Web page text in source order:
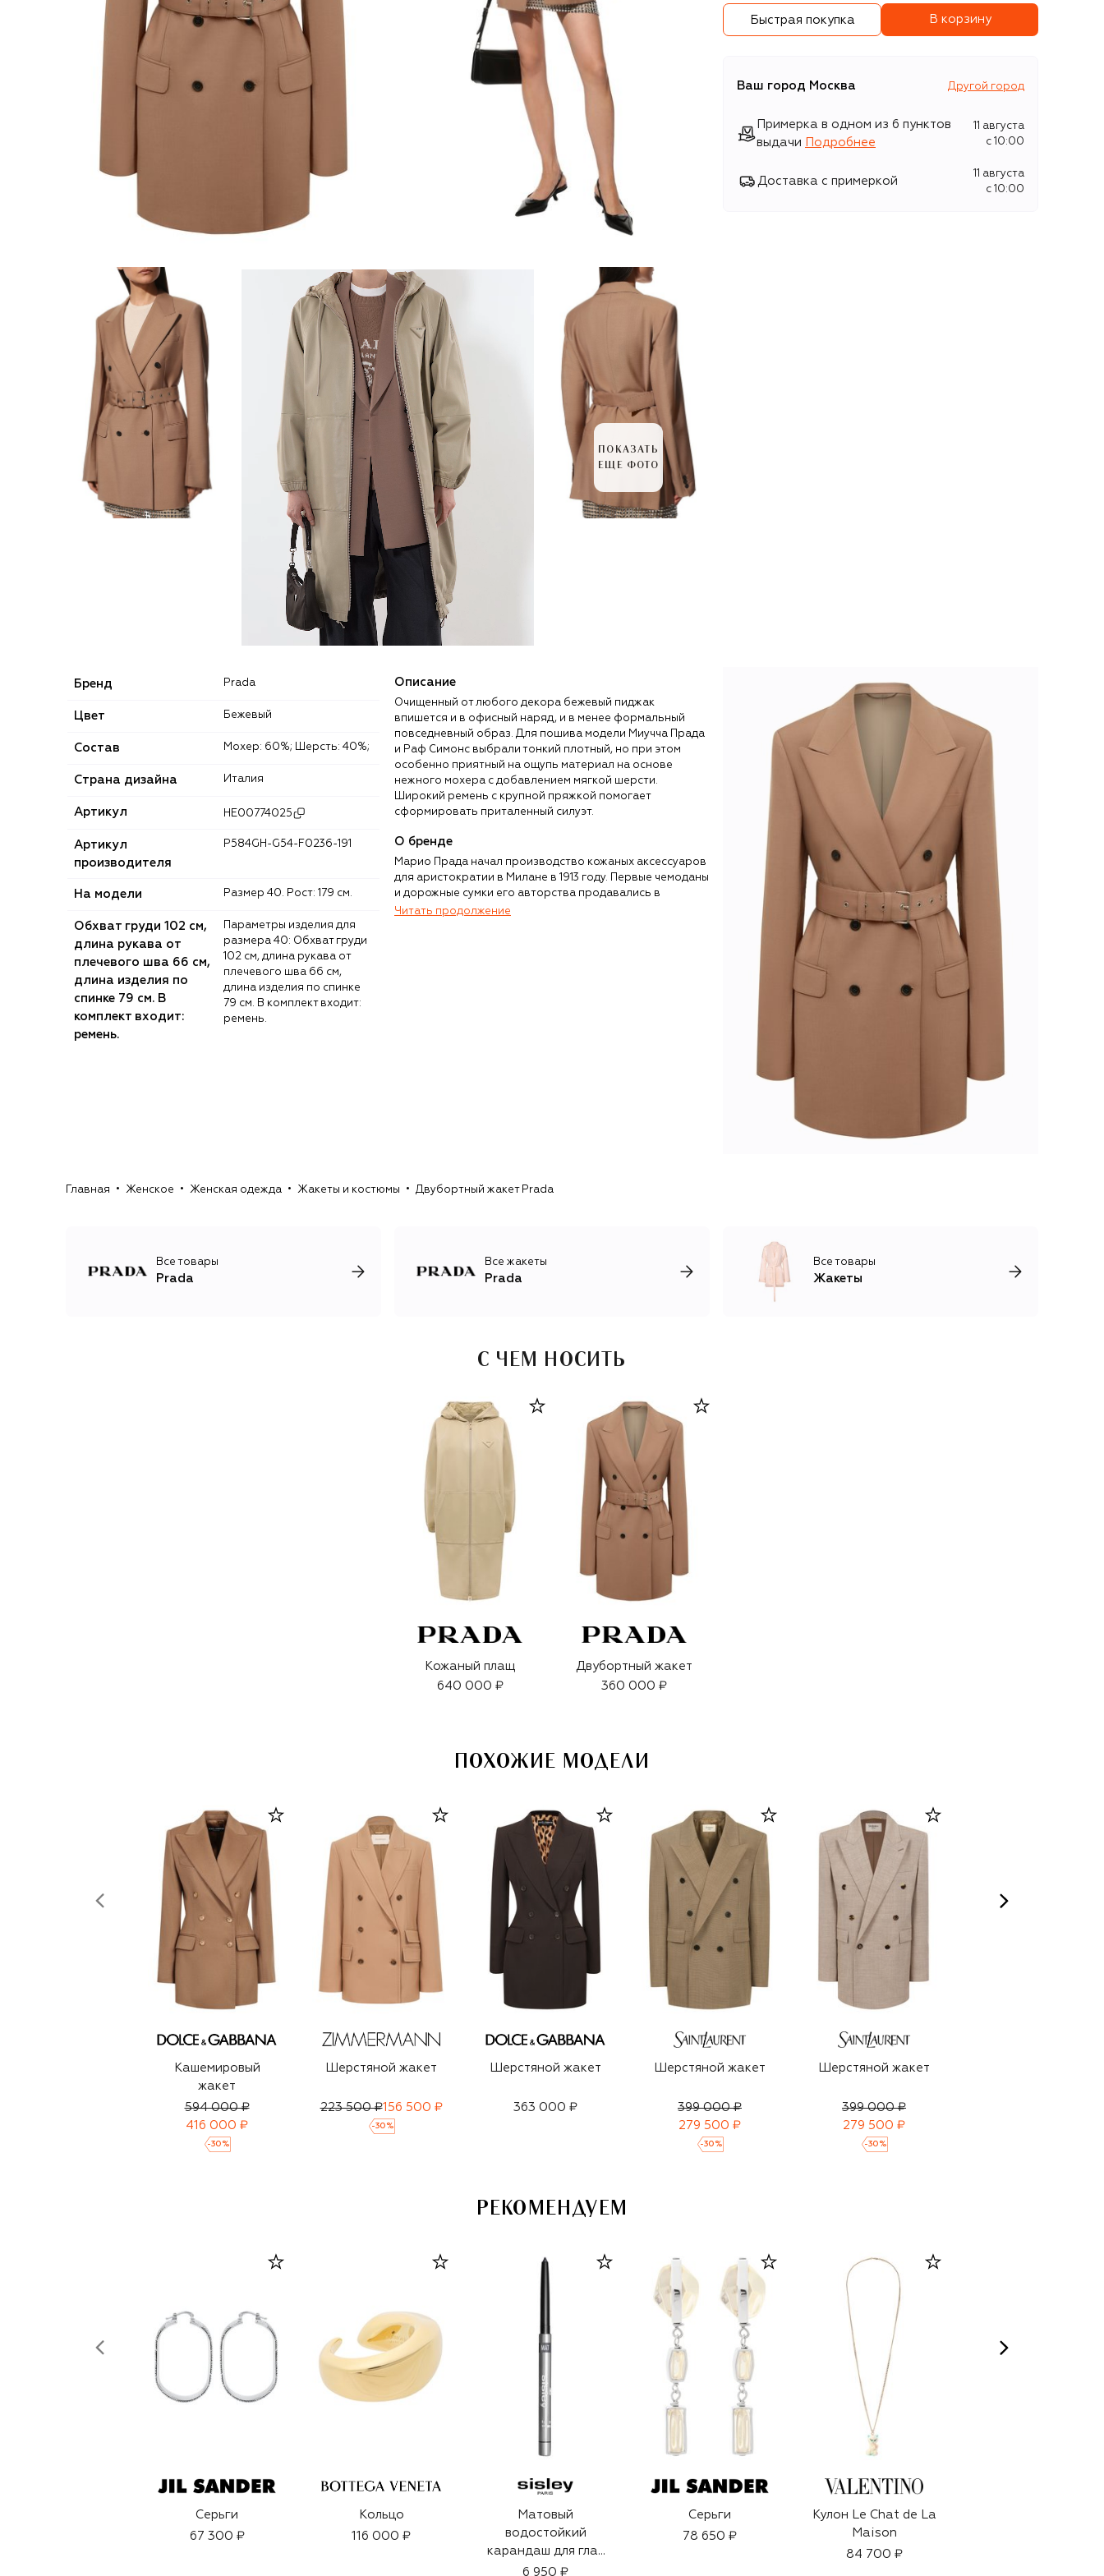
ПОКАЗАТЬ
ЕЩЕ ФОТО
Быстрая покупка В корзину
Ваш город Москва Другой город
Примерка в одном из 6 пунктов
выдачи
Подробнее
11 августа
c 10:00
Доставка с примеркой
11 августа
c 10:00
Бренд Prada
Цвет Бежевый
Состав Мохер: 60%; Шерсть: 40%;
Страна дизайна Италия
Артикул HE00774025
Артикул
производителя
P584GH-G54-F0236-191
На модели Размер 40. Рост: 179 см.
Обхват груди 102 см,
длина рукава от
плечевого шва 66 см,
длина изделия по
спинке 79 см. В
комплект входит:
ремень.
размера 40: Обхват груди
102 см, длина рукава от
плечевого шва 66 см,
длина изделия по спинке
79 см. В комплект входит:
ремень.
Описание
Очищенный от любого декора бежевый пиджак
впишется и в офисный наряд, и в менее формальный
повседневный образ. Для пошива модели Миучча Прада
и Раф Симонс выбрали тонкий плотный, но при этом
особенно приятный на ощупь материал на основе
нежного мохера с добавлением мягкой шерсти.
Широкий ремень с крупной пряжкой помогает
сформировать приталенный силуэт.
О бренде
Марио Прада начал производство кожаных аксессуаров
для аристократии в Милане в 1913 году. Первые чемоданы
и дорожные сумки его авторства продавались в
престижной торговой галерее Виктора-Эммануила II, а
влияние Prada давно вышло за границы одежды.
показала, что ценность предмета может обеспечивать
не его себестоимость, а дизайнерская идея.
Nylon, в рамках которого выпускает изделия из
глобальных проблемах в окружающей среде и
меняющихся на них взглядах нового поколения.
Читать продолжение
Главная Женское Женская одежда Жакеты и костюмы Двубортный жакет Prada
Все товары
Prada
Все жакеты
Prada
Все товары
Жакеты
С ЧЕМ НОСИТЬ
Кожаный плащ
640 000 ₽
Двубортный жакет
360 000 ₽
ПОХОЖИЕ МОДЕЛИ
Кашемировый
жакет
594 000 ₽
416 000 ₽
-30 %
Шерстяной жакет
223 500 ₽156 500 ₽
-30 %
Шерстяной жакет
363 000 ₽
Шерстяной жакет
399 000 ₽
279 500 ₽
-30 %
Шерстяной жакет
399 000 ₽
279 500 ₽
-30 %
РЕКОМЕНДУЕМ
Серьги
67 300 ₽
Кольцо
116 000 ₽
Матовый
водостойкий
карандаш для глаз
Phyto-Khol Star,
6 950 ₽
Серьги
78 650 ₽
Кулон Le Chat de La
Maison
84 700 ₽